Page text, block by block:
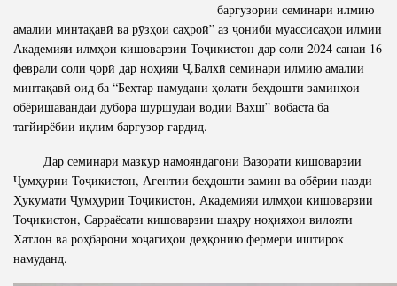
баргузории семинари илмию
амалии минтақавӣ ва рӯзҳои саҳроӣ” аз ҷониби муассисаҳои илмии
Академияи илмҳои кишоварзии Тоҷикистон дар соли 2024 санаи 16
феврали соли ҷорӣ дар ноҳияи Ҷ.Балхӣ семинари илмию амалии
минтақавӣ оид ба “Беҳтар намудани ҳолати беҳдошти заминҳои
обёришавандаи дубора шӯршудаи водии Вахш” вобаста ба
тағйирёбии иқлим баргузор гардид.
Дар семинари мазкур намояндагони Вазорати кишоварзии
Ҷумҳурии Тоҷикистон, Агентии беҳдошти замин ва обёрии назди
Ҳукумати Ҷумҳурии Тоҷикистон, Академияи илмҳои кишоварзии
Тоҷикистон, Сарраёсати кишоварзии шаҳру ноҳияҳои вилояти
Хатлон ва роҳбарони хоҷагиҳои деҳқонию фермерӣ иштирок
намуданд.